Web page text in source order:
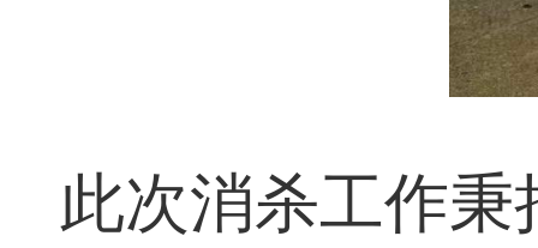
此次消杀工作秉